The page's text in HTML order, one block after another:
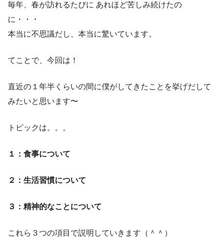
毎年、春が訪れるたびに あれほど苦しみ続けたの
に・・・
本当に不思議だし、本当に驚いています。
てことで、今回は！
直近の１年半くらいの間に僕がしてきたことを挙げだして
みたいと思います〜
トピックは。。。
１：食事について
２：生活習慣について
３：精神的なことについて
これら３つの項目で説明していきます（＾＾）